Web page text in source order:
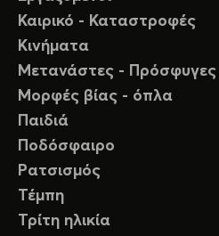
Καιρικό - Καταστροφές
Κινήματα
Μετανάστες - Πρόσφυγες
Μορφές βίας - όπλα
Παιδιά
Ποδόσφαιρο
Ρατσισμός
Τέμπη
Τρίτη ηλικία